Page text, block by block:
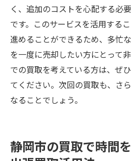
く、追加のコストを心配する必
です。このサービスを活用する
進めることができるため、多忙
を一度に売却したい方にとって
での買取を考えている方は、ぜ
てください。次回の買取も、さ
なることでしょう。
静岡市の買取で時間